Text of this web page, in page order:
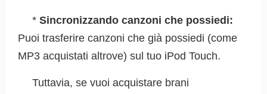
* Sincronizzando canzoni che possiedi:
Puoi trasferire canzoni che già possiedi (come
MP3 acquistati altrove) sul tuo iPod Touch.
Tuttavia, se vuoi acquistare brani